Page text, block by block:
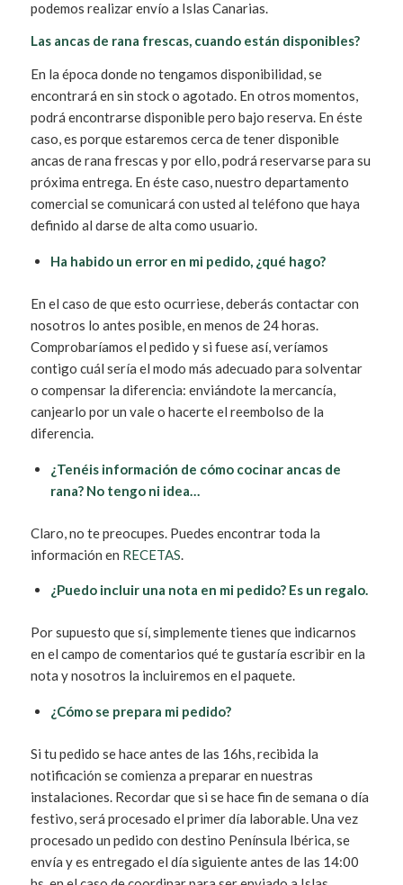
podemos realizar envío a Islas Canarias.
Las ancas de rana frescas, cuando están disponibles?
En la época donde no tengamos disponibilidad, se
encontrará en sin stock o agotado. En otros momentos,
podrá encontrarse disponible pero bajo reserva. En éste
caso, es porque estaremos cerca de tener disponible
ancas de rana frescas y por ello, podrá reservarse para su
próxima entrega. En éste caso, nuestro departamento
comercial se comunicará con usted al teléfono que haya
definido al darse de alta como usuario.
Ha habido un error en mi pedido, ¿qué hago?
En el caso de que esto ocurriese, deberás contactar con
nosotros lo antes posible, en menos de 24 horas.
Comprobaríamos el pedido y si fuese así, veríamos
contigo cuál sería el modo más adecuado para solventar
o compensar la diferencia: enviándote la mercancía,
canjearlo por un vale o hacerte el reembolso de la
diferencia.
¿Tenéis información de cómo cocinar ancas de
rana? No tengo ni idea…
Claro, no te preocupes. Puedes encontrar toda la
información en RECETAS
¿Puedo incluir una nota en mi pedido? Es un regalo.
Por supuesto que sí, simplemente tienes que indicarnos
en el campo de comentarios qué te gustaría escribir en la
nota y nosotros la incluiremos en el paquete.
¿Cómo se prepara mi pedido?
Si tu pedido se hace antes de las 16hs, recibida la
notificación se comienza a preparar en nuestras
instalaciones. Recordar que si se hace fin de semana o día
festivo, será procesado el primer día laborable. Una vez
procesado un pedido con destino Península Ibérica, se
envía y es entregado el día siguiente antes de las 14:00